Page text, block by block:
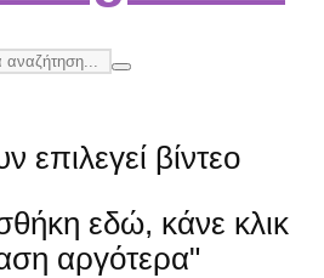
επιλεγεί βίντεο
εδώ, κάνε κλικ
αργότερα"